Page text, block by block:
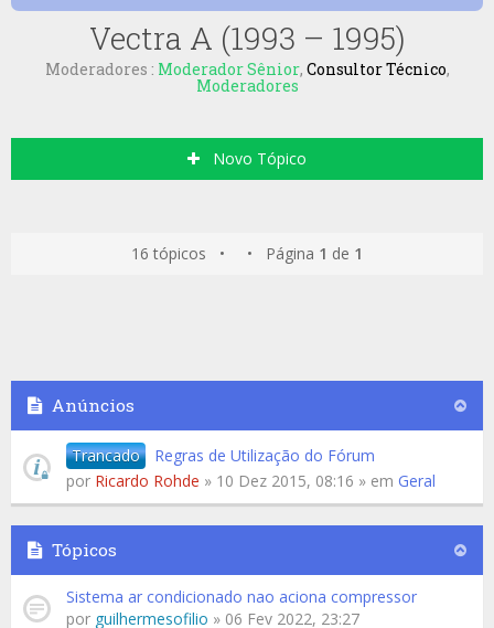
Vectra A (1993 – 1995)
Moderadores : Moderador Sênior, Consultor Técnico,
Moderadores
Novo Tópico
16 tópicos • • Página 1 de 1
Anúncios
Trancado
Regras de Utilização do Fórum
por Ricardo Rohde » 10 Dez 2015, 08:16 » em Geral
Tópicos
Sistema ar condicionado nao aciona compressor
por guilhermesofilio » 06 Fev 2022, 23:27